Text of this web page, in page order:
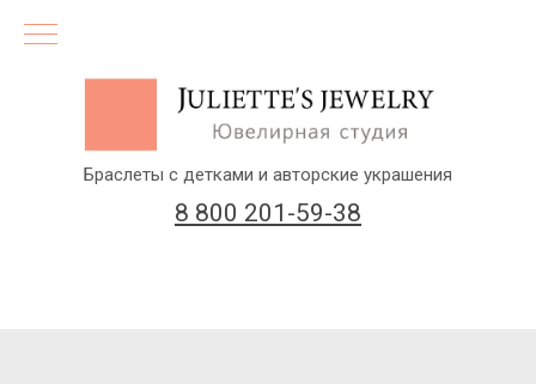
8 800 201-59-38
Браслеты с детками и авторские украшения